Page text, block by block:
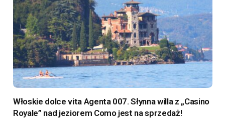
Włoskie dolce vita Agenta 007. Słynna willa z „Casino
Royale” nad jeziorem Como jest na sprzedaż!